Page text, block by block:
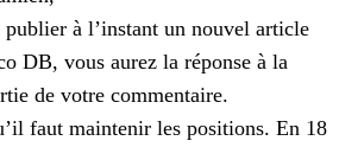
publier à l’instant un nouvel article
DB, vous aurez la réponse à la
de votre commentaire.
faut maintenir les positions. En 18